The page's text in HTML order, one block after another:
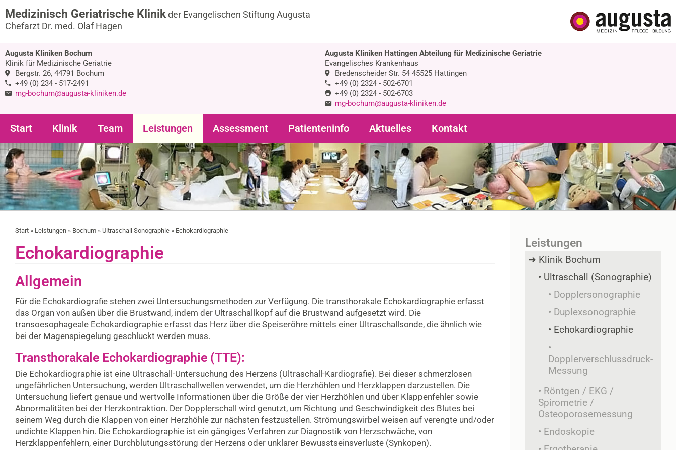
Medizinisch Geriatrische Klinikder Evangelischen Stiftung Augusta
Chefarzt Dr. med. Olaf Hagen
Augusta Kliniken Bochum
Klinik für Medizinische Geriatrie
Bergstr. 26, 44791 Bochum
+49 (0) 234 - 517-2491
mg-bochum@augusta-kliniken.de
Augusta Kliniken Hattingen Abteilung für Medizinische Geriatrie
Evangelisches Krankenhaus
Bredenscheider Str. 54 45525 Hattingen
+49 (0) 2324 - 502-6701
+49 (0) 2324 - 502-6703
mg-bochum@augusta-kliniken.de
Start Klinik Team Leistungen Assessment Patienteninfo Aktuelles Kontakt
Start » Leistungen » Bochum » Ultraschall Sonographie » Echokardiographie
Echokardiographie
Allgemein
Für die Echokardiografie stehen zwei Untersuchungsmethoden zur Verfügung. Die transthorakale Echokardiographie erfasst
das Organ von außen über die Brustwand, indem der Ultraschallkopf auf die Brustwand aufgesetzt wird. Die
transoesophageale Echokardiographie erfasst das Herz über die Speiseröhre mittels einer Ultraschallsonde, die ähnlich wie
bei der Magenspiegelung geschluckt werden muss.
Transthorakale Echokardiographie (TTE):
Die Echokardiographie ist eine Ultraschall-Untersuchung des Herzens (Ultraschall-Kardiografie). Bei dieser schmerzlosen
ungefährlichen Untersuchung, werden Ultraschallwellen verwendet, um die Herzhöhlen und Herzklappen darzustellen. Die
Untersuchung liefert genaue und wertvolle Informationen über die Größe der vier Herzhöhlen und über Klappenfehler sowie
Abnormalitäten bei der Herzkontraktion. Der Dopplerschall wird genutzt, um Richtung und Geschwindigkeit des Blutes bei
seinem Weg durch die Klappen von einer Herzhöhle zur nächsten festzustellen. Strömungswirbel weisen auf verengte und/oder
undichte Klappen hin. Die Echokardiographie ist ein gängiges Verfahren zur Diagnostik von Herzschwäche, von
Herzklappenfehlern, einer Durchblutungsstörung der Herzens oder unklarer Bewusstseinsverluste (Synkopen).
Leistungen
Klinik Bochum
Ultraschall (Sonographie)
Dopplersonographie
Duplexsonographie
Echokardiographie
Dopplerverschlussdruck-
Messung
Röntgen / EKG /
Spirometrie /
Osteoporosemessung
Endoskopie